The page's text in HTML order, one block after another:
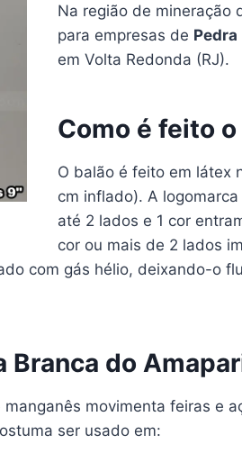
Na região de mineração
para empresas de
em Volta Redonda (RJ).
Como é feito
O balão é feito em látex
cm inflado). A
até 2 lados e 1 cor
cor ou mais de 2 lados
com gás hélio, deixando-o
Branca do
movimenta feiras e
ser usado em: